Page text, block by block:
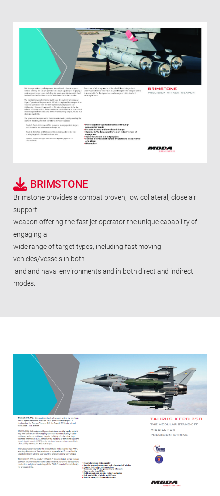
BRIMSTONE
Brimstone provides a combat proven, low collateral, close air
support
weapon offering the fast jet operator the unique capability of
engaging a
wide range of target types, including fast moving
vehicles/vessels in both
land and naval environments and in both direct and indirect
modes.